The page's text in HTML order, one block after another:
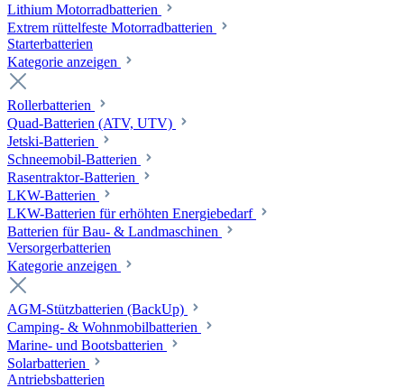
Lithium Motorradbatterien
Extrem rüttelfeste Motorradbatterien
Starterbatterien
Kategorie anzeigen
Rollerbatterien
Quad-Batterien (ATV, UTV)
Jetski-Batterien
Schneemobil-Batterien
Rasentraktor-Batterien
LKW-Batterien
LKW-Batterien für erhöhten Energiebedarf
Batterien für Bau- & Landmaschinen
Versorgerbatterien
Kategorie anzeigen
AGM-Stützbatterien (BackUp)
Camping- & Wohnmobilbatterien
Marine- und Bootsbatterien
Solarbatterien
Antriebsbatterien